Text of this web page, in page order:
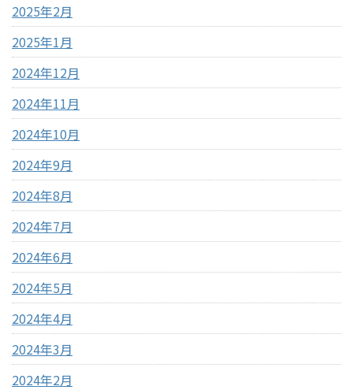
2025年2月
2025年1月
2024年12月
2024年11月
2024年10月
2024年9月
2024年8月
2024年7月
2024年6月
2024年5月
2024年4月
2024年3月
2024年2月